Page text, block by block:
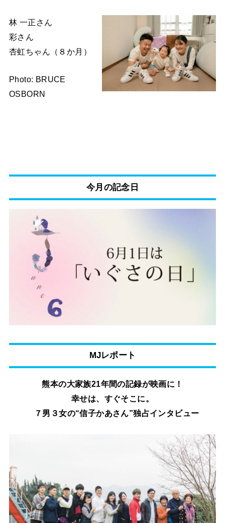
林 一正さん
彩さん
杏虹ちゃん（８か月）
Photo: BRUCE
OSBORN
今月の記念日
MJレポート
熊本の大家族21年間の記録が映画に！
幸せは、すぐそこに。
７男３女の“信子かあさん”独占インタビュー